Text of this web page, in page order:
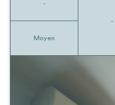
-
Moyen
-